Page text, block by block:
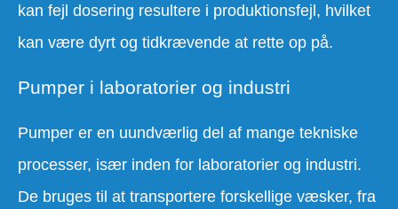
kan fejl dosering resultere i produktionsfejl, hvilket
kan være dyrt og tidkrævende at rette op på.
Pumper i laboratorier og industri
Pumper er en uundværlig del af mange tekniske
processer, især inden for laboratorier og industri.
De bruges til at transportere forskellige væsker, fra